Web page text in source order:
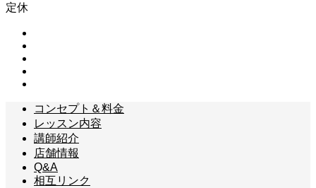
定休
コンセプト＆料金
レッスン内容
講師紹介
店舗情報
Q&A
相互リンク